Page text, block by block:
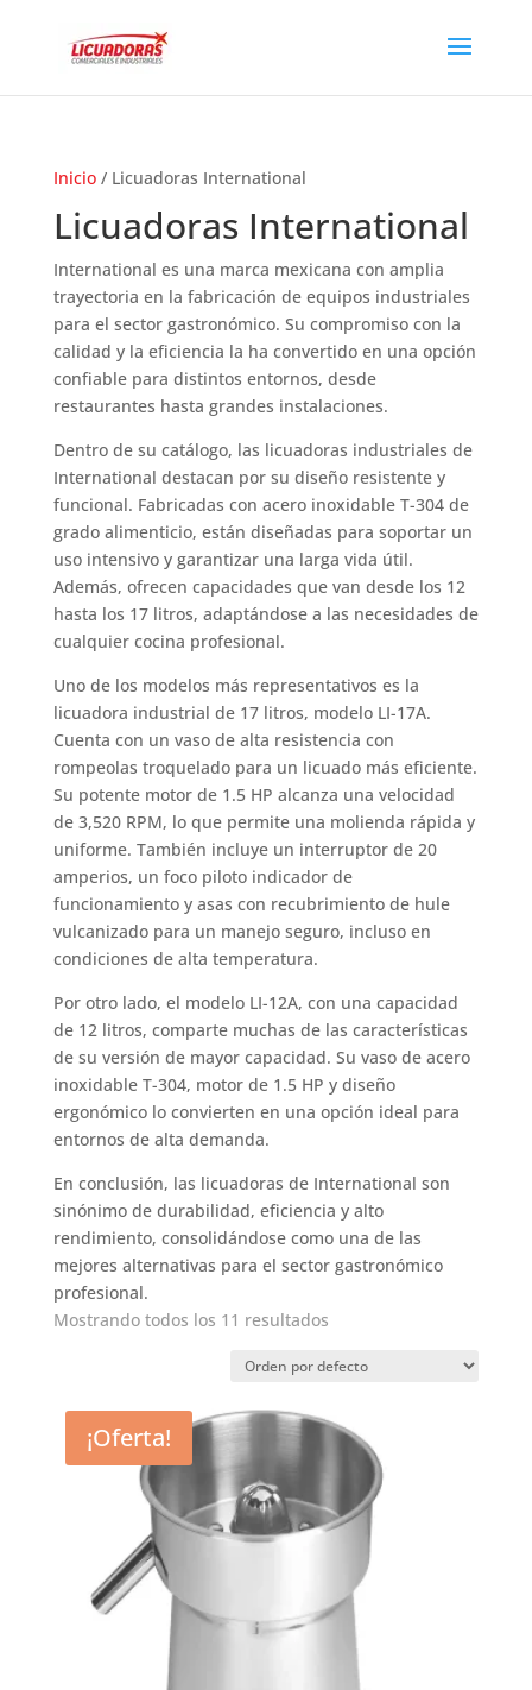
Inicio/ Licuadoras International
Licuadoras International
International es una marca mexicana con amplia
trayectoria en la fabricación de equipos industriales
para el sector gastronómico. Su compromiso con la
calidad y la eficiencia la ha convertido en una opción
confiable para distintos entornos, desde
restaurantes hasta grandes instalaciones.
Dentro de su catálogo, las licuadoras industriales de
International destacan por su diseño resistente y
funcional. Fabricadas con acero inoxidable T-304 de
grado alimenticio, están diseñadas para soportar un
uso intensivo y garantizar una larga vida útil.
Además, ofrecen capacidades que van desde los 12
hasta los 17 litros, adaptándose a las necesidades de
cualquier cocina profesional.
Uno de los modelos más representativos es la
licuadora industrial de 17 litros, modelo LI-17A.
Cuenta con un vaso de alta resistencia con
rompeolas troquelado para un licuado más eficiente.
Su potente motor de 1.5 HP alcanza una velocidad
de 3,520 RPM, lo que permite una molienda rápida y
uniforme. También incluye un interruptor de 20
amperios, un foco piloto indicador de
funcionamiento y asas con recubrimiento de hule
vulcanizado para un manejo seguro, incluso en
condiciones de alta temperatura.
Por otro lado, el modelo LI-12A, con una capacidad
de 12 litros, comparte muchas de las características
de su versión de mayor capacidad. Su vaso de acero
inoxidable T-304, motor de 1.5 HP y diseño
ergonómico lo convierten en una opción ideal para
entornos de alta demanda.
En conclusión, las licuadoras de International son
sinónimo de durabilidad, eficiencia y alto
rendimiento, consolidándose como una de las
mejores alternativas para el sector gastronómico
profesional.
Mostrando todos los 11 resultados
¡Oferta!